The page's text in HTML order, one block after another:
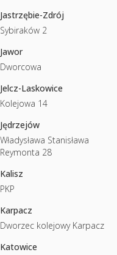
Jastrzębie-Zdrój
Sybiraków 2
Jawor
Dworcowa
Jelcz-Laskowice
Kolejowa 14
Jędrzejów
Władysława Stanisława
Reymonta 28
Kalisz
PKP
Karpacz
Dworzec kolejowy Karpacz
Katowice